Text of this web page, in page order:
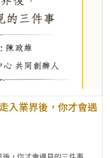
入業界後，你才會遇